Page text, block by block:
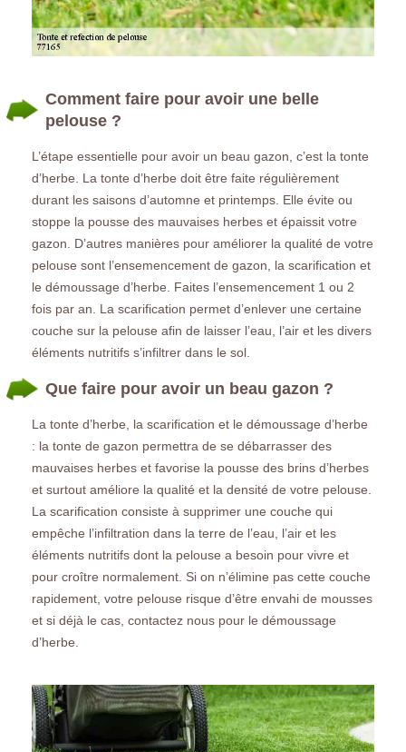
Comment faire pour avoir une belle
pelouse ?
L’étape essentielle pour avoir un beau gazon, c’est la tonte
d’herbe. La tonte d’herbe doit être faite régulièrement
durant les saisons d’automne et printemps. Elle évite ou
stoppe la pousse des mauvaises herbes et épaissit votre
gazon. D’autres manières pour améliorer la qualité de votre
pelouse sont l’ensemencement de gazon, la scarification et
le démoussage d’herbe. Faites l’ensemencement 1 ou 2
fois par an. La scarification permet d’enlever une certaine
couche sur la pelouse afin de laisser l’eau, l’air et les divers
éléments nutritifs s’infiltrer dans le sol.
Que faire pour avoir un beau gazon ?
La tonte d’herbe, la scarification et le démoussage d’herbe
: la tonte de gazon permettra de se débarrasser des
mauvaises herbes et favorise la pousse des brins d’herbes
et surtout améliore la qualité et la densité de votre pelouse.
La scarification consiste à supprimer une couche qui
empêche l’infiltration dans la terre de l’eau, l’air et les
éléments nutritifs dont la pelouse a besoin pour vivre et
pour croître normalement. Si on n’élimine pas cette couche
rapidement, votre pelouse risque d’être envahi de mousses
et si déjà le cas, contactez nous pour le démoussage
d’herbe.